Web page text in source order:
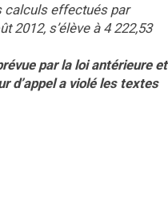
calculs effectués par
2012, s’élève à 4 222,53
par la loi antérieure et
d’appel a violé les textes